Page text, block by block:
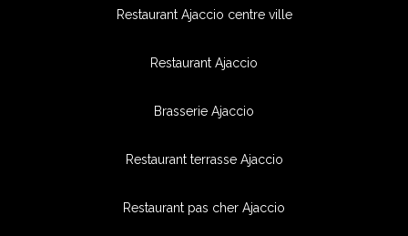
Restaurant Ajaccio centre ville
Restaurant Ajaccio
Brasserie Ajaccio
Restaurant terrasse Ajaccio
Restaurant pas cher Ajaccio